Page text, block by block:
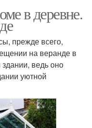
в деревне.
прежде всего,
на веранде в
ведь оно
уютной